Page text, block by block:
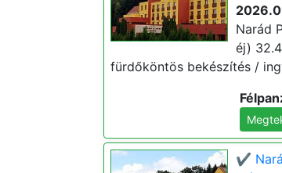
Narád
éj)
fürdőköntös bekészítés /
✔️